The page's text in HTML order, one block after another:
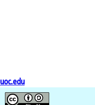
uoc.edu